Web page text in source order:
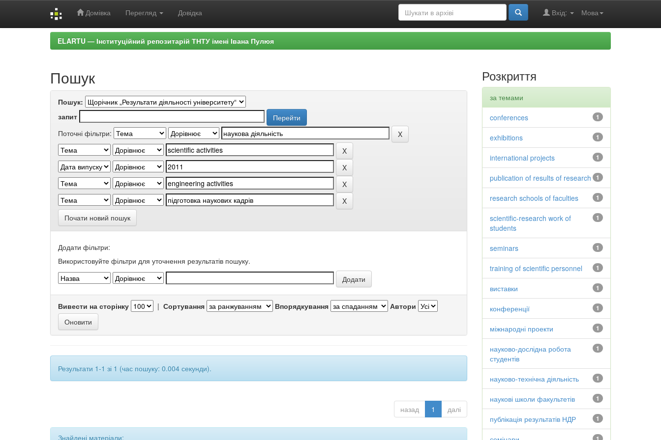
Домівка Перегляд Довідка Мова
Вхід:
ELARTU — Інституційний репозитарій ТНТУ імені Івана Пулюя
Пошук
Пошук:
запит
Поточні фільтри:
Почати новий пошук
Додати фільтри:
Використовуйте фільтри для уточнення результатів пошуку.
Вивести на сторінку | Сортування Впорядкування Автори
Результати 1-1 зі 1 (час пошуку: 0.004 секунди).
назад 1 далі
Знайдені матеріали:
Розкриття
за темами
1
conferences
1
exhibitions
1
international projects
1
publication of results of research
1
research schools of faculties
1
scientific-research work of
students
1
seminars
1
training of scientific personnel
1
виставки
1
конференції
1
міжнародні проекти
1
науково-дослідна робота
студентів
1
науково-технічна діяльність
1
наукові школи факультетів
1
публікація результатів НДР